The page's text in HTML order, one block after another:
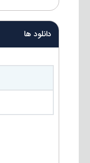
دانلود ها